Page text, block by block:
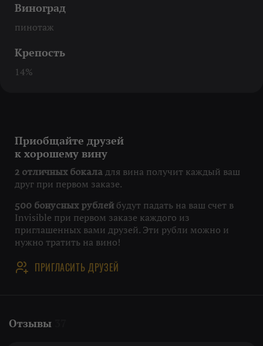
Виноград
пинотаж
Крепость
14%
Приобщайте друзей
к хорошему вину
2 отличных бокала для вина получит каждый ваш
друг при первом заказе.
500 бонусных рублей будут падать на ваш счет в
Invisible при первом заказе каждого из
приглашенных вами друзей. Эти рубли можно и
нужно тратить на вино!
ПРИГЛАСИТЬ ДРУЗЕЙ
Отзывы